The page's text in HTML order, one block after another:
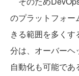
のプラットフォー
きる範囲を多く
分は、オーバーヘ
自動化も可能で